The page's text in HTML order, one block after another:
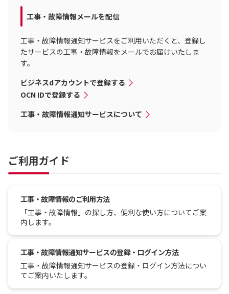
工事・故障情報メールを配信
工事・故障情報通知サービスをご利用いただくと、登録し
たサービスの工事・故障情報をメールでお届けいたしま
す。
ビジネスdアカウントで登録する
OCN IDで登録する
工事・故障情報通知サービスについて
ご利用ガイド
工事・故障情報のご利用方法
「工事・故障情報」の探し方、便利な使い方についてご案
内します。
工事・故障情報通知サービスの登録・ログイン方法
工事・故障情報通知サービスの登録・ログイン方法につい
てご案内いたします。